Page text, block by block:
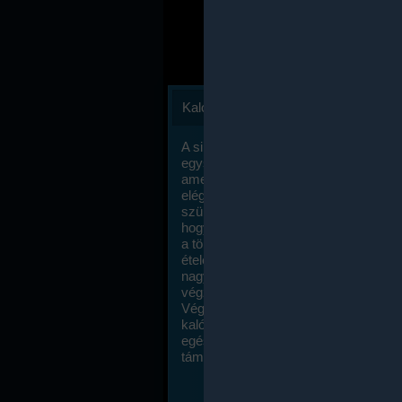
Kalóriaszámlálás
A sikeres fogyás titka valójában igen
egyszerű: égess több energiát, mint
amennyit beviszel. Természetesen
elég nagy fegyelemre és akaraterőre
szükség, de meglepődve fogod
hogy a kalóriaszámolás mennyire
a többi diétához képest. Itt nincsenek
ételek és a megengedett kalóriabevitelt
nagymértékben növelheted ha
végzel.
Végül, de nem utolsó sorban, a
kalóriaszámolás módszerét a legtöbb
egészségügyi szakorvos ajánlja és
támogatja.